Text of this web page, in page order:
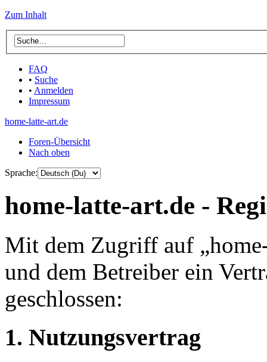
Zum Inhalt
FAQ
• Suche
• Anmelden
Impressum
home-latte-art.de
Foren-Übersicht
Nach oben
Sprache:
home-latte-art.de -
Mit dem Zugriff auf
und dem Betreiber ein
geschlossen:
1. Nutzungsvertrag